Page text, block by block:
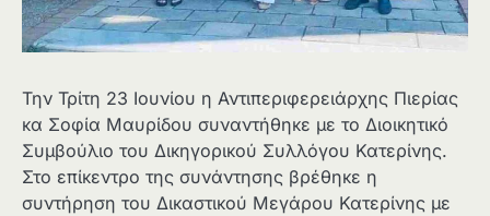
Την Τρίτη 23 Ιουνίου η Αντιπεριφερειάρχης Πιερίας
κα Σοφία Μαυρίδου συναντήθηκε με το Διοικητικό
Συμβούλιο του Δικηγορικού Συλλόγου Κατερίνης.
Στο επίκεντρο της συνάντησης βρέθηκε η
συντήρηση του Δικαστικού Μεγάρου Κατερίνης με